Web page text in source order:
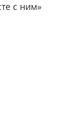
с ним»